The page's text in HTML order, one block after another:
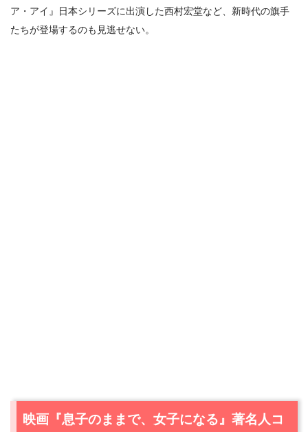
ア・アイ』日本シリーズに出演した西村宏堂など、新時代の旗手
たちが登場するのも見逃せない。
映画『息子のままで、女子になる』著名人コ